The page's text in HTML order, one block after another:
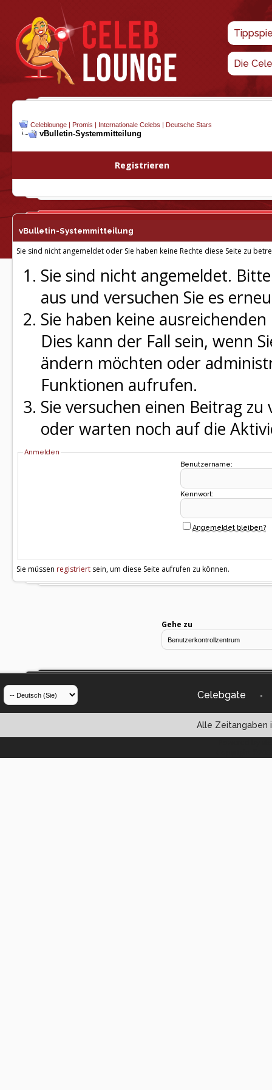
Die
Celeblounge | Promis | Internationale Celebs | Deutsche Stars
vBulletin-Systemmitteilung
Registrieren
vBulletin-Systemmitteilung
Sie sind nicht angemeldet oder Sie haben keine Rechte diese Seite zu
Sie sind nicht angemeldet.
aus und versuchen Sie es
Sie haben keine
Dies kann der Fall sein, wenn
ändern möchten oder
Funktionen aufrufen.
Sie versuchen einen Beitrag
oder warten noch auf die
Anmelden
Benutzername:
Kennwort:
Angemeldet bleiben?
Sie müssen registriert sein, um diese Seite aufrufen zu können.
Gehe zu
Celebgate -
Alle Zeitangaben